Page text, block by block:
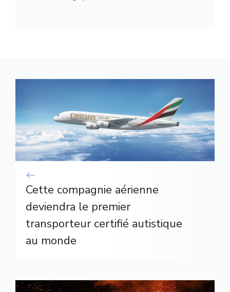
Cette compagnie aérienne
deviendra le premier
transporteur certifié autistique
au monde